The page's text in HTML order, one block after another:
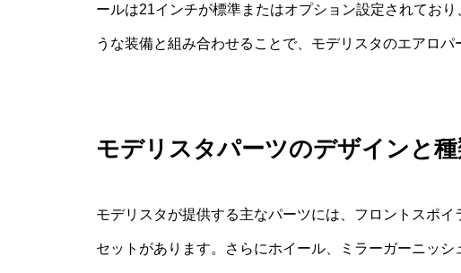
ールは21インチが標準またはオプション設定されてお
うな装備と組み合わせることで、モデリスタのエアロパ
モデリスタパーツのデザインと
モデリスタが提供する主なパーツには、フロントスポ
セットがあります。さらにホイール、ミラーガーニッ